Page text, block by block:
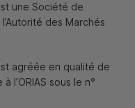
une Société de
des Marchés
agréée en qualité de
l’ORIAS sous le n°